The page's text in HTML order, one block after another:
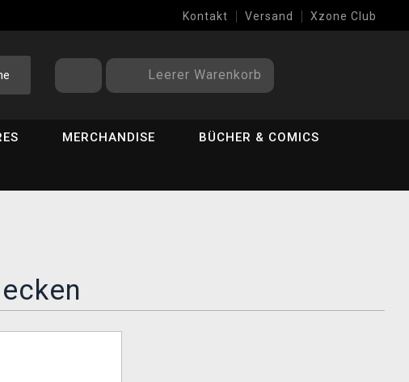
Kontakt Versand Xzone Club
Leerer Warenkorb
MERCHANDISE BÜCHER & COMICS